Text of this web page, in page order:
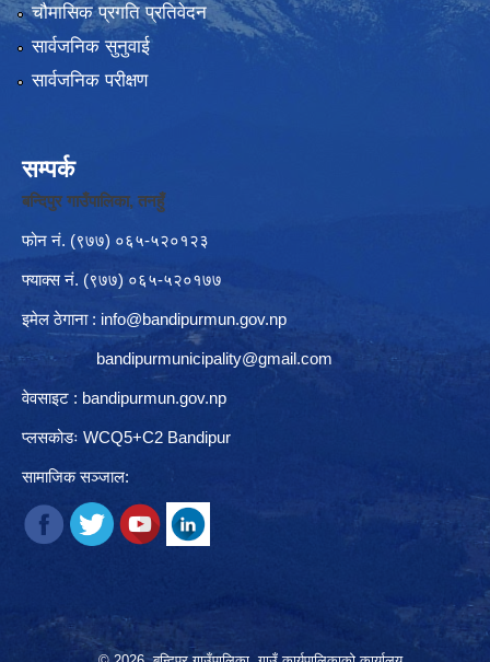
चौमासिक प्रगति प्रतिवेदन
सार्वजनिक सुनुवाई
सार्वजनिक परीक्षण
सम्पर्क
बन्दिपुर गाउँपालिका, तनहुँ
फोन नं‍. (९७७) ०६५-५२०१२३
फ्याक्स नं. (९७७) ०६५-५२०१७७
इमेल ठेगाना : info@bandipurmun.gov.np
bandipurmunicipality@gmail.com
वेवसाइट : bandipurmun.gov.np
प्लसकोडः WCQ5+C2 Bandipur
सामाजिक सञ्जाल: